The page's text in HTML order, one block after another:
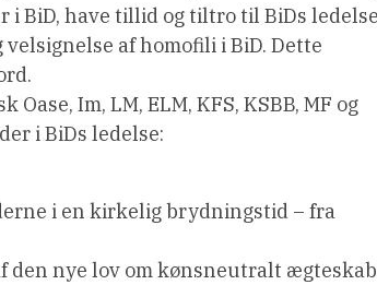
i BiD, have tillid og tiltro til BiDs
af homofili i BiD. Dette
Im, LM, ELM, KFS, KSBB, MF og
i BiDs ledelse:
i en kirkelig brydningstid – fra
den nye lov om kønsneutralt ægteskab